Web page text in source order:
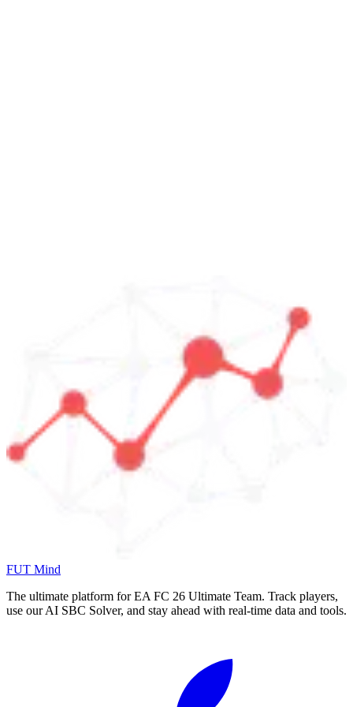
FUT Mind
The ultimate platform for EA FC 26 Ultimate Team. Track players,
use our AI SBC Solver, and stay ahead with real-time data and tools.